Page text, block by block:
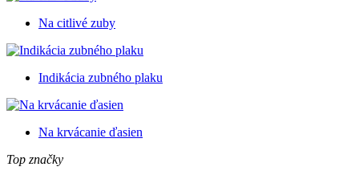
Na citlivé zuby
Indikácia zubného plaku
Na krvácanie ďasien
Top značky